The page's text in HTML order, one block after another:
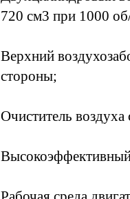
720 см3 при 1000
Верхний
стороны;
Очиститель